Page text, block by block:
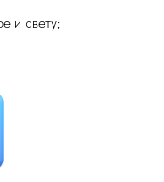
и свету;